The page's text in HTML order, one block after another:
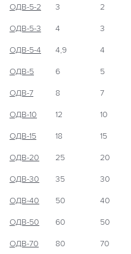
ОДВ-5-2 3 2
ОДВ-5-3 4 3
ОДВ-5-4 4,9 4
ОДВ-5 6 5
ОДВ-7 8 7
ОДВ-10 12 10
ОДВ-15 18 15
ОДВ-20 25 20
ОДВ-30 35 30
ОДВ-40 50 40
ОДВ-50 60 50
ОДВ-70 80 70